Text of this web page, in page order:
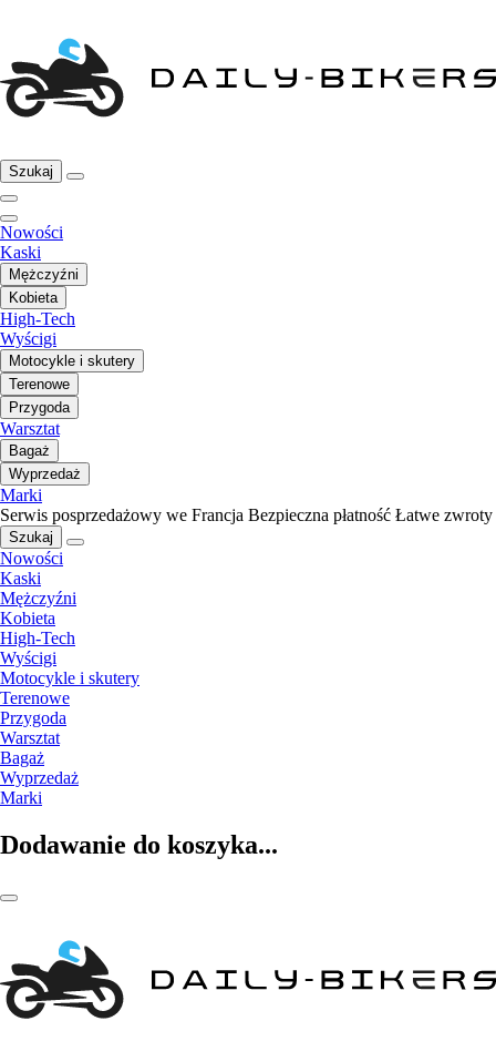
Szukaj
Nowości
Kaski
Mężczyźni
Kobieta
High-Tech
Wyścigi
Motocykle i skutery
Terenowe
Przygoda
Warsztat
Bagaż
Wyprzedaż
Marki
Serwis posprzedażowy we Francja Bezpieczna płatność Łatwe zwroty
Szukaj
Nowości
Kaski
Mężczyźni
Kobieta
High-Tech
Wyścigi
Motocykle i skutery
Terenowe
Przygoda
Warsztat
Bagaż
Wyprzedaż
Marki
Dodawanie do koszyka...